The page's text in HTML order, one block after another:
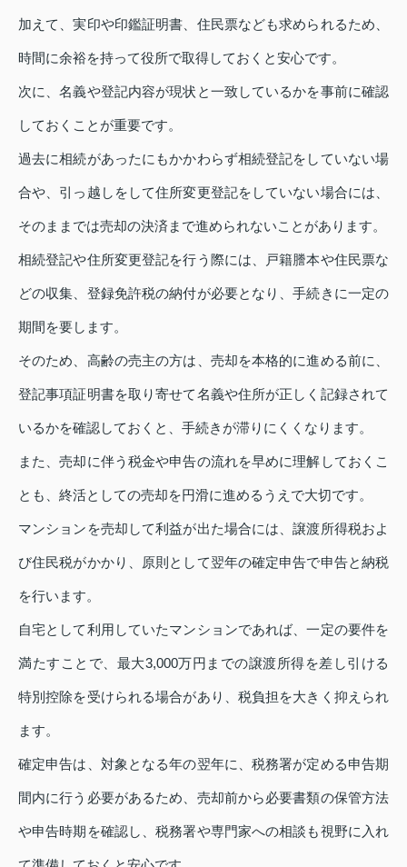
加えて、実印や印鑑証明書、住民票なども求められるため、
時間に余裕を持って役所で取得しておくと安心です。
次に、名義や登記内容が現状と一致しているかを事前に確認
しておくことが重要です。
過去に相続があったにもかかわらず相続登記をしていない場
合や、引っ越しをして住所変更登記をしていない場合には、
そのままでは売却の決済まで進められないことがあります。
相続登記や住所変更登記を行う際には、戸籍謄本や住民票な
どの収集、登録免許税の納付が必要となり、手続きに一定の
期間を要します。
そのため、高齢の売主の方は、売却を本格的に進める前に、
登記事項証明書を取り寄せて名義や住所が正しく記録されて
いるかを確認しておくと、手続きが滞りにくくなります。
また、売却に伴う税金や申告の流れを早めに理解しておくこ
とも、終活としての売却を円滑に進めるうえで大切です。
マンションを売却して利益が出た場合には、譲渡所得税およ
び住民税がかかり、原則として翌年の確定申告で申告と納税
を行います。
自宅として利用していたマンションであれば、一定の要件を
満たすことで、最大3,000万円までの譲渡所得を差し引ける
特別控除を受けられる場合があり、税負担を大きく抑えられ
ます。
確定申告は、対象となる年の翌年に、税務署が定める申告期
間内に行う必要があるため、売却前から必要書類の保管方法
や申告時期を確認し、税務署や専門家への相談も視野に入れ